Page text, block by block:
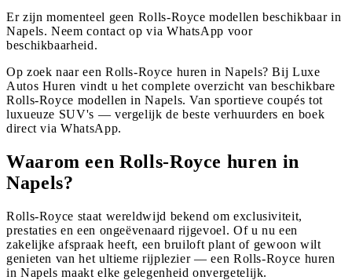
Er zijn momenteel geen Rolls-Royce modellen beschikbaar in
Napels. Neem contact op via WhatsApp voor
beschikbaarheid.
Op zoek naar een Rolls-Royce huren in Napels? Bij Luxe
Autos Huren vindt u het complete overzicht van beschikbare
Rolls-Royce modellen in Napels. Van sportieve coupés tot
luxueuze SUV's — vergelijk de beste verhuurders en boek
direct via WhatsApp.
Waarom een Rolls-Royce huren in
Napels?
Rolls-Royce staat wereldwijd bekend om exclusiviteit,
prestaties en een ongeëvenaard rijgevoel. Of u nu een
zakelijke afspraak heeft, een bruiloft plant of gewoon wilt
genieten van het ultieme rijplezier — een Rolls-Royce huren
in Napels maakt elke gelegenheid onvergetelijk.